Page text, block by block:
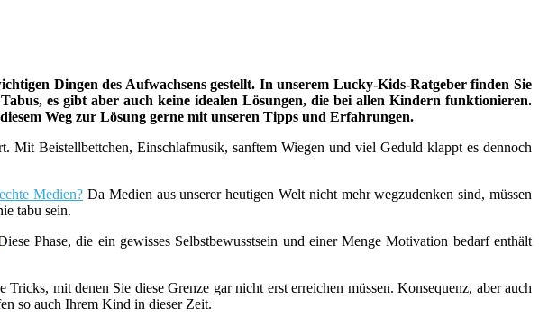
Dingen des Aufwachsens gestellt. In unserem Lucky-Kids-Ratgeber finden Sie
es gibt aber auch keine idealen Lösungen, die bei allen Kindern funktionieren.
Weg zur Lösung gerne mit unseren Tipps und Erfahrungen.
Mit Beistellbettchen, Einschlafmusik, sanftem Wiegen und viel Geduld klappt es dennoch
Medien? Da Medien aus unserer heutigen Welt nicht mehr wegzudenken sind, müssen
tabu sein.
Phase, die ein gewisses Selbstbewusstsein und einer Menge Motivation bedarf enthält
Tricks, mit denen Sie diese Grenze gar nicht erst erreichen müssen. Konsequenz, aber auch
so auch Ihrem Kind in dieser Zeit.